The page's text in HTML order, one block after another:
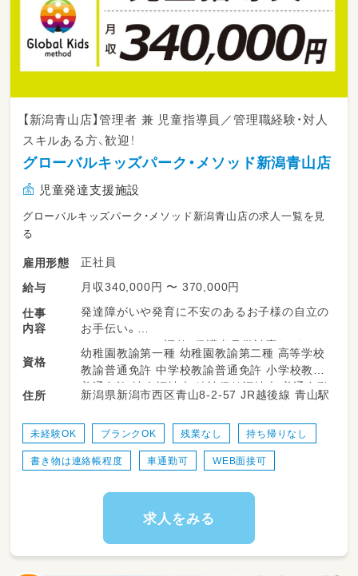
【新潟青山店】管理者 兼 児童指導員／管理職経験・対人
スキルある方、歓迎！
グローバルキッズパーク・メソッド新潟青山店
児童発達支援施設
グローバルキッズパーク・メソッド新潟青山店の求人一覧を見
る
雇用形態
正社員
給与
月収340,000円 〜 370,000円
仕事
内容
発達障がいや発育に不安のあるお子様の自立の
お手伝い。
スタッフシフト調整、保護者見学対応など。
★店舗マネジメントをお任せします
★店長・役職経験のある方、歓迎！
★対人スキル、コミュニケーション能力に自信
★残業・持ち帰り業務なし
★ワークライフバランス重視
放課後の子供達をケアする業務です。
まず宿題などを終わらせたあとは、
お楽しみのレクリエーションタイム?
それらもスタッフのアイディアで、対応してま
資格
幼稚園教諭第一種 幼稚園教諭第二種 高等学校
教諭普通免許 中学校教諭普通免許 小学校教諭
普通免許 社会福祉士 精神保健福祉士 普通自動
車運転免許
住所 新潟県新潟市西区青山8-2-57 JR越後線 青山駅
未経験OK ブランクOK 残業なし 持ち帰りなし
書き物は連絡帳程度 車通勤可 WEB面接可
求人をみる